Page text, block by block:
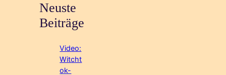
Neuste
Beiträge
Video:
Witcht
ok-